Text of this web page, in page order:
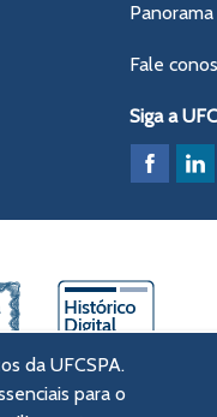
Fale
Siga a
da UFCSPA.
para o